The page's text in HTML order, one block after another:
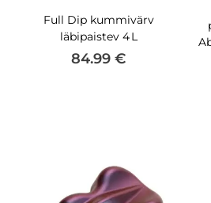
Full Dip kummivärv
läbipaistev 4 L
84.99 €